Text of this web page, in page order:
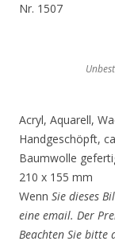
Nr. 1507
Acryl, Aquarell,
Handgeschöpft,
Baumwolle
210 x 155 mm
Wenn Sie dieses
eine email. Der
Beachten Sie bitte